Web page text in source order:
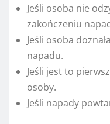
Jeśli osoba nie
zakończeniu
Jeśli osoba
napadu.
Jeśli jest to
osoby.
Jeśli napady